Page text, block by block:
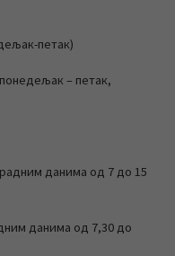
петак)
– петак,
данима од 7 до 15
данима од 7,30 до